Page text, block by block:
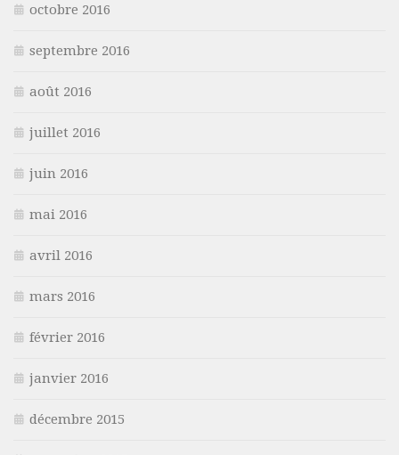
octobre 2016
septembre 2016
août 2016
juillet 2016
juin 2016
mai 2016
avril 2016
mars 2016
février 2016
janvier 2016
décembre 2015